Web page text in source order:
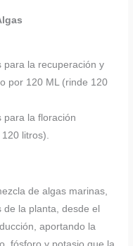
para la recuperación y
por 120 ML (rinde 120
para la floración
litros).
de algas marinas,
la planta, desde el
aportando la